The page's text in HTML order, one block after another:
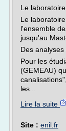
Le
Le
l'ensemble
jusqu'au
Des
Pour les
(GEMEAU)
les...
Lire la suite
Site : enil.fr